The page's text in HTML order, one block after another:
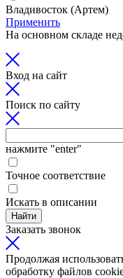
Владивосток (Артем)
Применить
На основном складе
Вход на сайт
Поиск по сайту
нажмите "enter"
Точное соответствие
Искать в описании
Найти
Заказать звонок
Продолжая
обработку файлов